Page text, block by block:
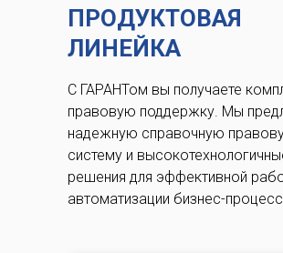
ПРОДУКТОВАЯ
ЛИНЕЙКА
С ГАРАНТом вы получаете
правовую поддержку. Мы
надежную справочную
систему и
решения для эффективной
автоматизации бизнес-